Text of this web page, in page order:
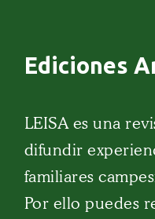
Ediciones
LEISA es una
difundir
familiares
Por ello puedes